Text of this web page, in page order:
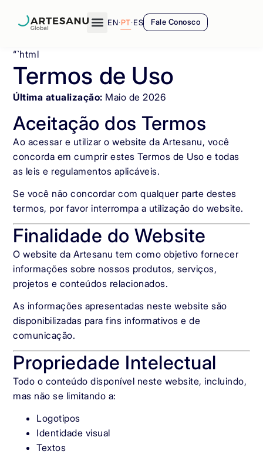
EN·PT·ES Fale Conosco
“`html
Termos de Uso
Última atualização: Maio de 2026
Aceitação dos Termos
Ao acessar e utilizar o website da Artesanu, você
concorda em cumprir estes Termos de Uso e todas
as leis e regulamentos aplicáveis.
Se você não concordar com qualquer parte destes
termos, por favor interrompa a utilização do website.
Finalidade do Website
O website da Artesanu tem como objetivo fornecer
informações sobre nossos produtos, serviços,
projetos e conteúdos relacionados.
As informações apresentadas neste website são
disponibilizadas para fins informativos e de
comunicação.
Propriedade Intelectual
Todo o conteúdo disponível neste website, incluindo,
mas não se limitando a:
Logotipos
Identidade visual
Textos